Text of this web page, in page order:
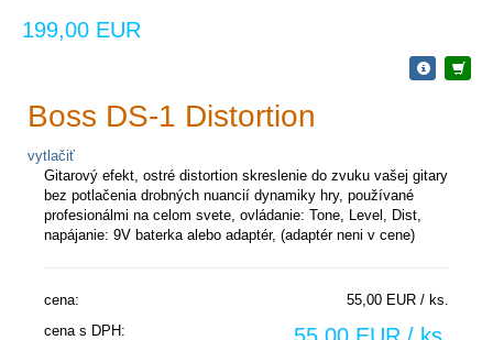
199,00 EUR
Boss DS-1 Distortion
vytlačiť
Gitarový efekt, ostré distortion skreslenie do zvuku vašej gitary
bez potlačenia drobných nuancií dynamiky hry, používané
profesionálmi na celom svete, ovládanie: Tone, Level, Dist,
napájanie: 9V baterka alebo adaptér, (adaptér neni v cene)
cena:
55,00 EUR / ks.
cena s DPH: